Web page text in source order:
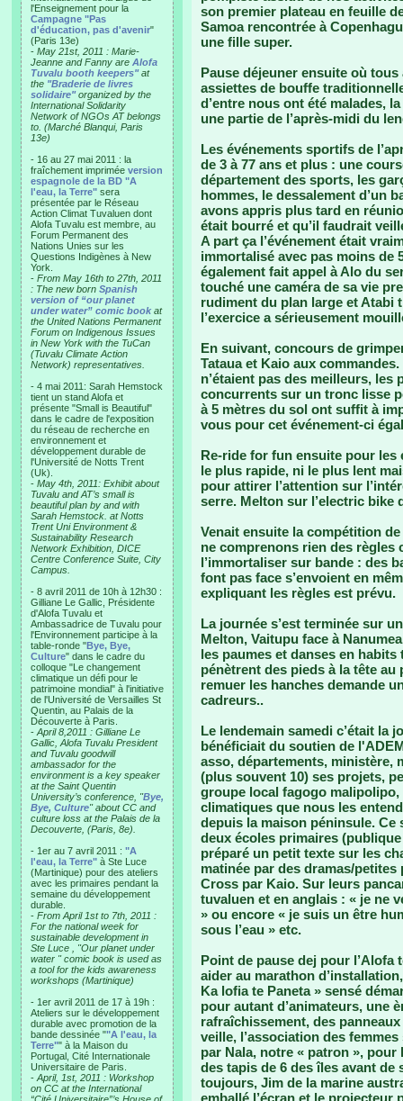
l'Enseignement pour la
Campagne "Pas
d'éducation, pas d'avenir"
(Paris 13e)
- May 21st, 2011 : Marie-
Jeanne and Fanny are Alofa
Tuvalu booth keepers"at
the "Braderie de livres
solidaire"organized by the
International Solidarity
Network of NGOs AT belongs
to. (Marché Blanqui, Paris
13e)
- 16 au 27 mai 2011 : la
fraîchement imprimée version
espagnole de la BD "A
l'eau, la Terre" sera
présentée par le Réseau
Action Climat Tuvaluen dont
Alofa Tuvalu est membre, au
Forum Permanent des
Nations Unies sur les
Questions Indigènes à New
York.
- From May 16th to 27th, 2011
: The new born Spanish
version of “our planet
under water” comic book at
the United Nations Permanent
Forum on Indigenous Issues
in New York with the TuCan
(Tuvalu Climate Action
Network) representatives.
- 4 mai 2011: Sarah Hemstock
tient un stand Alofa et
présente "Small is Beautiful"
dans le cadre de l'exposition
du réseau de recherche en
environnement et
développement durable de
l'Université de Notts Trent
(Uk).
- May 4th, 2011: Exhibit about
Tuvalu and AT’s small is
beautiful plan by and with
Sarah Hemstock. at Notts
Trent Uni Environment &
Sustainability Research
Network Exhibition, DICE
Centre Conference Suite, City
Campus.
- 8 avril 2011 de 10h à 12h30 :
Gilliane Le Gallic, Présidente
d'Alofa Tuvalu et
Ambassadrice de Tuvalu pour
l'Environnement participe à la
table-ronde "Bye, Bye,
Culture" dans le cadre du
colloque "Le changement
climatique un défi pour le
patrimoine mondial" à l'initiative
de l'Université de Versailles St
Quentin, au Palais de la
Découverte à Paris.
- April 8,2011 : Gilliane Le
Gallic, Alofa Tuvalu President
and Tuvalu goodwill
ambassador for the
environment is a key speaker
at the Saint Quentin
University’s conference, "Bye,
Bye, Culture" about CC and
culture loss at the Palais de la
Decouverte, (Paris, 8e).
- 1er au 7 avril 2011 : "A
l'eau, la Terre" à Ste Luce
(Martinique) pour des ateliers
avec les primaires pendant la
semaine du développement
durable.
- From April 1st to 7th, 2011 :
For the national week for
sustainable development in
Ste Luce , "Our planet under
water " comic book is used as
a tool for the kids awareness
workshops (Martinique)
- 1er avril 2011 de 17 à 19h :
Ateliers sur le développement
durable avec promotion de la
bande dessinée ""A l'eau, la
Terre"" à la Maison du
Portugal, Cité Internationale
Universitaire de Paris.
- April, 1st, 2011 : Workshop
on CC at the International
son premier plateau en feuille
Samoa rencontrée à
une fille super.
Pause déjeuner ensuite où
assiettes de bouffe
d’entre nous ont été malades,
une partie de l’après-midi du
Les événements sportifs de
de 3 à 77 ans et plus : une
département des sports, les
hommes, le dessalement d’un
avons appris plus tard en
était bourré et qu’il faudrait
A part ça l’événement était
immortalisé avec pas moins de
également fait appel à Alo du
touché une caméra de sa vie
rudiment du plan large et Atabi
l’exercice a sérieusement
En suivant, concours de
Tataua et Kaio aux
n’étaient pas des meilleurs,
concurrents sur un tronc lisse
à 5 mètres du sol ont suffit à
vous pour cet événement-ci
Re-ride for fun ensuite pour les
le plus rapide, ni le plus lent
pour attirer l’attention sur
serre. Melton sur l’electric bike
Venait ensuite la compétition
ne comprenons rien des règles
l’immortaliser sur bande : des
font pas face s’envoient en
expliquant les règles est prévu.
La journée s’est terminée sur
Melton, Vaitupu face à
les paumes et danses en
pénètrent des pieds à la tête
remuer les hanches demande
cadreurs..
Le lendemain samedi c’était la
bénéficiait du soutien de
asso, départements, ministère,
(plus souvent 10) ses projets,
groupe local fagogo
climatiques que nous les
depuis la maison péninsule.
deux écoles primaires
préparé un petit texte sur les
matinée par des dramas/
Cross par Kaio. Sur leurs
tuvaluen et en anglais : « je ne
» ou encore « je suis un être
sous l’eau » etc.
Point de pause dej pour l’Alofa
aider au marathon
Ka lofia te Paneta » sensé
pour autant d’animateurs, une
rafraîchissement, des
veille, l’association des
par Nala, notre « patron »,
des tapis de 6 des îles avant de
toujours, Jim de la marine
emballé l’écran et le projecteur